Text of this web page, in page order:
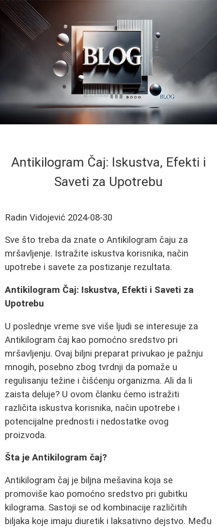
Antikilogram Čaj: Iskustva, Efekti i
Saveti za Upotrebu
Radin Vidojević 2024-08-30
Sve što treba da znate o Antikilogram čaju za
mršavljenje. Istražite iskustva korisnika, način
upotrebe i savete za postizanje rezultata.
Antikilogram Čaj: Iskustva, Efekti i Saveti za
Upotrebu
U poslednje vreme sve više ljudi se interesuje za
Antikilogram čaj kao pomoćno sredstvo pri
mršavljenju. Ovaj biljni preparat privukao je pažnju
mnogih, posebno zbog tvrdnji da pomaže u
regulisanju težine i čišćenju organizma. Ali da li
zaista deluje? U ovom članku ćemo istražiti
različita iskustva korisnika, način upotrebe i
potencijalne prednosti i nedostatke ovog
proizvoda.
Šta je Antikilogram čaj?
Antikilogram čaj je biljna mešavina koja se
promoviše kao pomoćno sredstvo pri gubitku
kilograma. Sastoji se od kombinacije različitih
biljaka koje imaju diuretik i laksativno dejstvo. Među